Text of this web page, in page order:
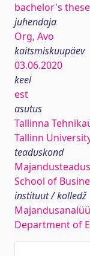
bachelor's
juhendaja
Org, Avo
kaitsmiskuupäev
03.06.2020
keel
est
asutus
Tallinna
Tallinn
teaduskond
School of
instituut / kolledž
Department of